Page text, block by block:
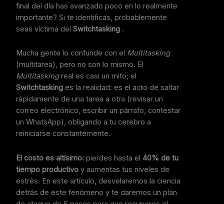
final del día has avanzado poco en lo realmente
importante? Si te identificas, probablemente
seas víctima delSwitchtasking .
Mucha gente lo confunde con el Multitasking
(multitarea), pero no son lo mismo. El
Multitaskingreal es casi un mito; el
Switchtasking es la realidad: es el acto de saltar
rápidamente de una tarea a otra (revisar un
correo electrónico, escribir un párrafo, contestar
un WhatsApp), obligando a tu cerebro a
reiniciarse constantemente.
El costo es altísimo: pierdes hasta el40% de tu
tiempo productivo y aumentas tus niveles de
estrés. En este artículo, desvelaremos la ciencia
detrás de este fenómeno y te daremos un plan